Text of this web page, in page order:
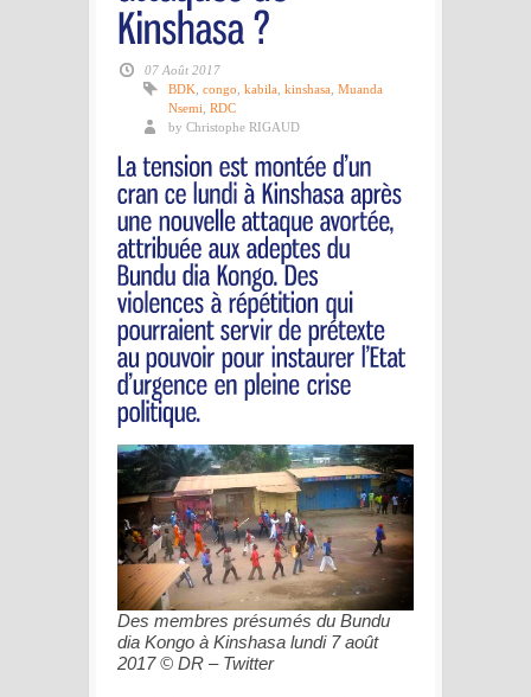
07 Août 2017
BDK congo kabila kinshasa Muanda
Nsemi RDC
by Christophe RIGAUD
Des membres présumés du Bundu
dia Kongo à Kinshasa lundi 7 août
2017 © DR – Twitter